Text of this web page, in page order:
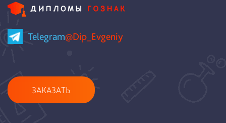
Telegram@Dip_Evgeniy
ЗАКАЗАТЬ